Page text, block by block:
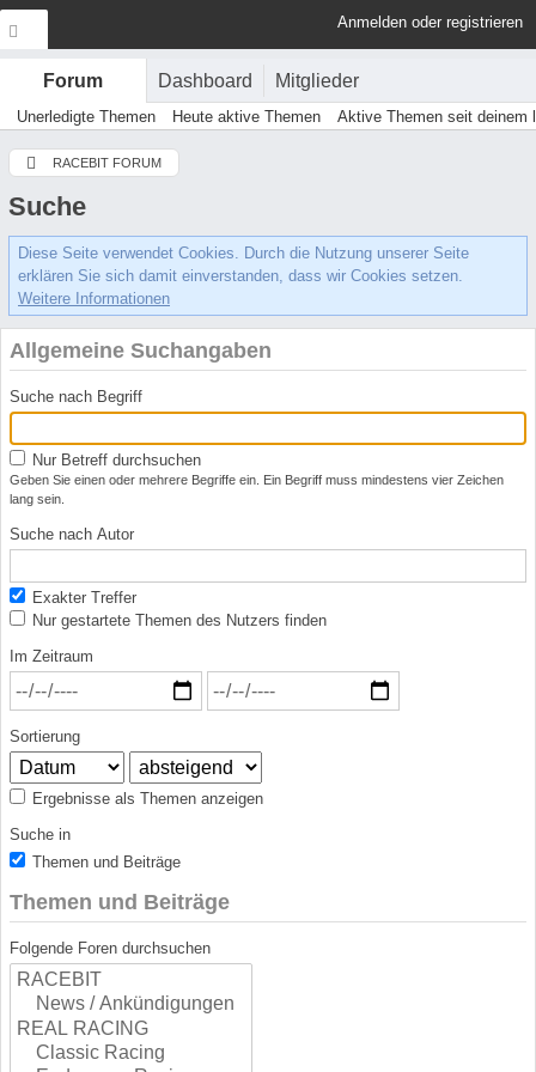
Anmelden oder registrieren
Forum Dashboard Mitglieder
Unerledigte Themen Heute aktive Themen Aktive Themen seit deinem
RACEBIT FORUM
Suche
Diese Seite verwendet Cookies. Durch die Nutzung unserer Seite
erklären Sie sich damit einverstanden, dass wir Cookies setzen.
Weitere Informationen
Allgemeine Suchangaben
Suche nach Begriff
Nur Betreff durchsuchen
Geben Sie einen oder mehrere Begriffe ein. Ein Begriff muss mindestens vier Zeichen
lang sein.
Suche nach Autor
Exakter Treffer
Nur gestartete Themen des Nutzers finden
Im Zeitraum
Sortierung
Ergebnisse als Themen anzeigen
Suche in
Themen und Beiträge
Themen und Beiträge
Folgende Foren durchsuchen